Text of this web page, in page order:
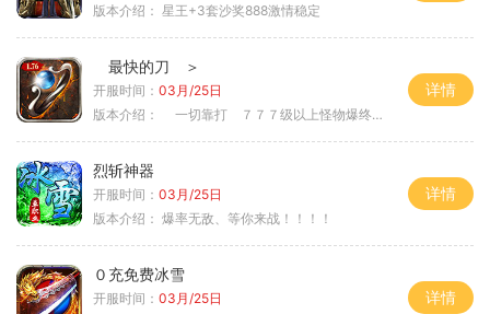
版本介绍： 星王+3套沙奖888激情稳定
最快的刀 ＞
开服时间： 03月/25日
版本介绍：
一切靠打 ７７７级以上怪物爆终极 ＞
详情
烈斩神器
开服时间： 03月/25日
版本介绍： 爆率无敌、等你来战！！！！
详情
０充免费冰雪
开服时间： 03月/25日
详情